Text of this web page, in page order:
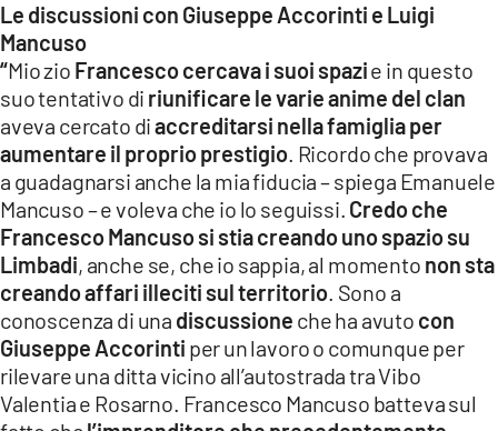
Le discussioni con Giuseppe Accorinti e Luigi
Mancuso
“Mio zio Francesco cercava i suoi spazie in questo
suo tentativo di riunificare le varie anime del clan
aveva cercato diaccreditarsi nella famiglia per
aumentare il proprio prestigio. Ricordo che provava
a guadagnarsi anche la mia fiducia – spiega Emanuele
Mancuso – e voleva che io lo seguissi. Credo che
Francesco Mancuso si stia creando uno spazio su
Limbadi, anche se, che io sappia, al momento non sta
creando affari illeciti sul territorio. Sono a
conoscenza di una discussione che ha avuto con
Giuseppe Accorinti per un lavoro o comunque per
rilevare una ditta vicino all’autostrada tra Vibo
Valentia e Rosarno. Francesco Mancuso batteva sul